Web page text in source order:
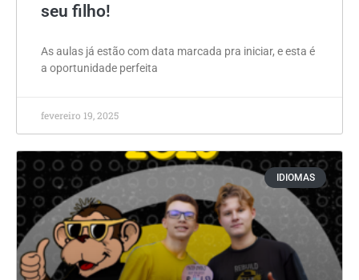
seu filho!
As aulas já estão com data marcada pra iniciar, e esta é
a oportunidade perfeita
fevereiro 19, 2025
IDIOMAS